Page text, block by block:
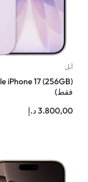
أبل
فقط)
3.800,00د.إ